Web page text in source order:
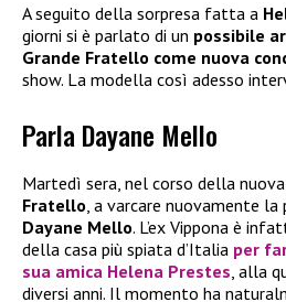
A seguito della sorpresa fatta a
giorni si è parlato di un possibile
Grande Fratello come nuova
show. La modella così adesso
Parla Dayane Mello
Martedì sera, nel corso della
Fratello, a varcare nuovamente
Dayane Mello. L’ex Vippona è
della casa più spiata d’Italia per
sua amica Helena Prestes, alla
diversi anni. Il momento ha